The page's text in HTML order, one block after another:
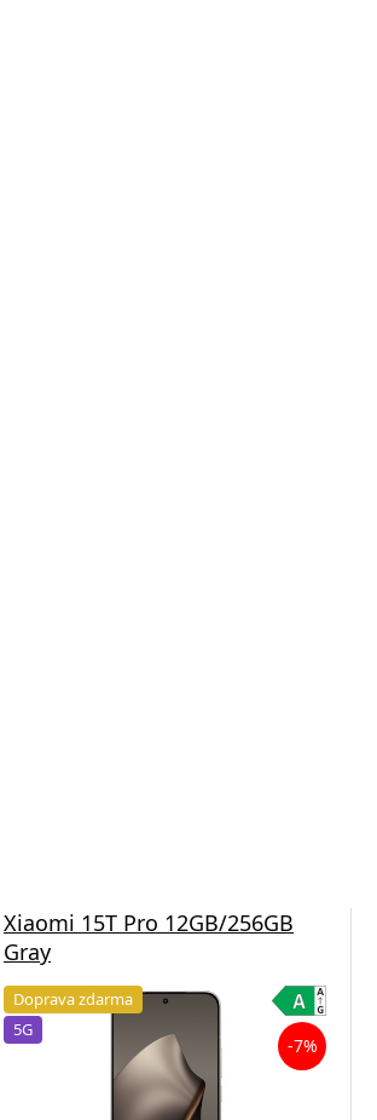
Xiaomi 15T Pro 12GB/256GB
Gray
Doprava zdarma
5G
-7%